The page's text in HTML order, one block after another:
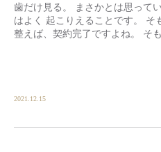
歯だけ見る。 まさかとは思って
はよく 起こりえることです。 そ
整えば、契約完了ですよね。 そ
2021.12.15